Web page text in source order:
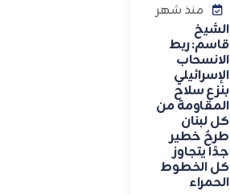
منذ شهر
الشيخ
قاسم: ربط
الانسحاب
الإسرائيلي
بنزع سلاح
المقاومة من
كل لبنان
طرحٌ خطير
جدًا يتجاوز
كل الخطوط
الحمراء